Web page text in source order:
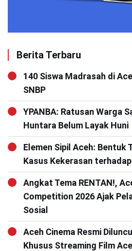
Berita Terbaru
140 Siswa Madrasah di
SNBP
YPANBA: Ratusan Warga
Huntara Belum Layak Huni
Elemen Sipil Aceh: Bentuk
Kasus Kekerasan
Angkat Tema RENTAN!,
Competition 2026 Ajak
Sosial
Aceh Cinema Resmi
Khusus Streaming Film